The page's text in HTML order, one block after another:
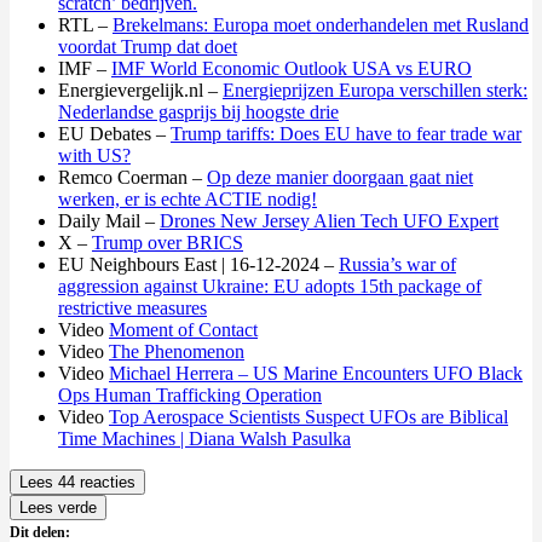
RTL – Brekelmans: Europa moet onderhandelen met Rusland
voordat Trump dat doet
IMF – IMF World Economic Outlook USA vs EURO
Energievergelijk.nl – Energieprijzen Europa verschillen sterk:
Nederlandse gasprijs bij hoogste drie
EU Debates – Trump tariffs: Does EU have to fear trade war
with US?
Remco Coerman – Op deze manier doorgaan gaat niet
werken, er is echte ACTIE nodig!
Daily Mail – Drones New Jersey Alien Tech UFO Expert
X – Trump over BRICS
EU Neighbours East | 16-12-2024 – Russia’s war of
aggression against Ukraine: EU adopts 15th package of
restrictive measures
Video Moment of Contact
Video The Phenomenon
Video Michael Herrera – US Marine Encounters UFO Black
Ops Human Trafficking Operation
Video Top Aerospace Scientists Suspect UFOs are Biblical
Time Machines | Diana Walsh Pasulka
Lees 44 reacties
Lees verde
Dit delen: